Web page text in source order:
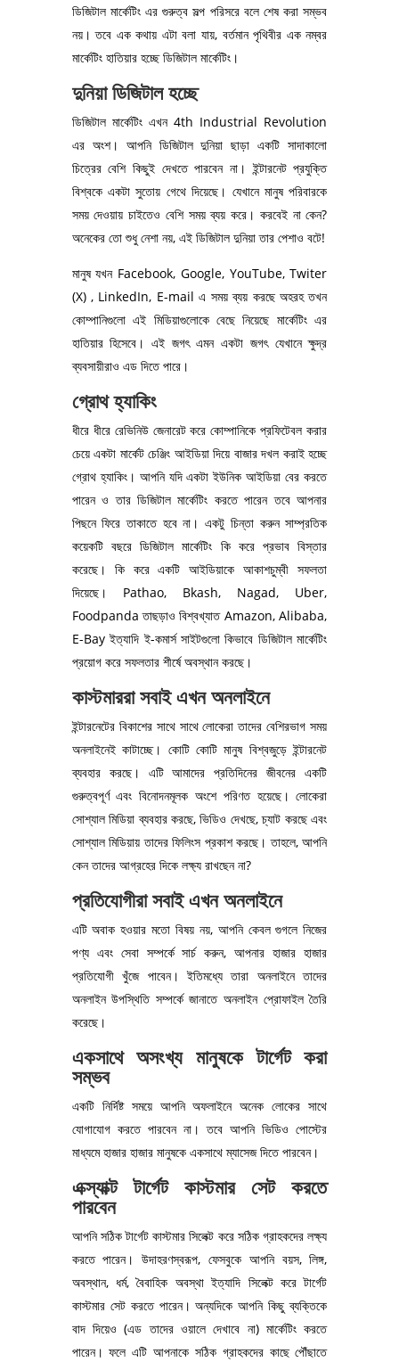
ডিজিটাল মার্কেটিং এর গুরুত্ব সল্প পরিসরে বলে শেষ করা সম্ভব
নয়। তবে এক কথায় এটা বলা যায়, বর্তমান পৃথিবীর এক নম্বর
মার্কেটিং হাতিয়ার হচ্ছে ডিজিটাল মার্কেটিং।
দুনিয়া ডিজিটাল হচ্ছে
ডিজিটাল মার্কেটিং এখন 4th Industrial Revolution
এর অংশ। আপনি ডিজিটাল দুনিয়া ছাড়া একটি সাদাকালো
চিত্রের বেশি কিছুই দেখতে পারবেন না। ইন্টারনেট প্রযুক্তি
বিশ্বকে একটা সুতোয় গেথে দিয়েছে। যেখানে মানুষ পরিবারকে
সময় দেওয়ায় চাইতেও বেশি সময় ব্যয় করে। করবেই না কেন?
অনেকের তো শুধু নেশা নয়, এই ডিজিটাল দুনিয়া তার পেশাও বটে!
মানুষ যখন Facebook, Google, YouTube, Twiter
(X) , LinkedIn, E-mail এ সময় ব্যয় করছে অহরহ তখন
কোম্পানিগুলো এই মিডিয়াগুলোকে বেছে নিয়েছে মার্কেটিং এর
হাতিয়ার হিসেবে। এই জগৎ এমন একটা জগৎ যেখানে ক্ষুদ্র
ব্যবসায়ীরাও এড দিতে পারে।
গ্রোথ হ্যাকিং
ধীরে ধীরে রেভিনিউ জেনারেট করে কোম্পানিকে প্রফিটেবল করার
চেয়ে একটা মার্কেট চেঞ্জিং আইডিয়া দিয়ে বাজার দখল করাই হচ্ছে
গ্রোথ হ্যাকিং। আপনি যদি একটা ইউনিক আইডিয়া বের করতে
পারেন ও তার ডিজিটাল মার্কেটিং করতে পারেন তবে আপনার
পিছনে ফিরে তাকাতে হবে না। একটু চিন্তা করুন সাম্প্রতিক
কয়েকটি বছরে ডিজিটাল মার্কেটিং কি করে প্রভাব বিস্তার
করেছে। কি করে একটি আইডিয়াকে আকাশচুম্বী সফলতা
দিয়েছে। Pathao, Bkash, Nagad, Uber,
Foodpanda তাছড়াও বিশ্বখ্যাত Amazon, Alibaba,
E-Bay ইত্যাদি ই-কমার্স সাইটগুলো কিভাবে ডিজিটাল মার্কেটিং
প্রয়োগ করে সফলতার শীর্ষে অবস্থান করছে।
কাস্টমাররা সবাই এখন অনলাইনে
ইন্টারনেটের বিকাশের সাথে সাথে লোকেরা তাদের বেশিরভাগ সময়
অনলাইনেই কাটাচ্ছে। কোটি কোটি মানুষ বিশ্বজুড়ে ইন্টারনেট
ব্যবহার করছে। এটি আমাদের প্রতিদিনের জীবনের একটি
গুরুত্বপূর্ণ এবং বিনোদনমূলক অংশে পরিণত হয়েছে। লোকেরা
সোশ্যাল মিডিয়া ব্যবহার করছে, ভিডিও দেখছে, চ্যাট করছে এবং
সোশ্যাল মিডিয়ায় তাদের ফিলিংস প্রকাশ করছে। তাহলে, আপনি
কেন তাদের আগ্রহের দিকে লক্ষ্য রাখছেন না?
প্রতিযোগীরা সবাই এখন অনলাইনে
এটি অবাক হওয়ার মতো বিষয় নয়, আপনি কেবল গুগলে নিজের
পণ্য এবং সেবা সম্পর্কে সার্চ করুন, আপনার হাজার হাজার
প্রতিযোগী খুঁজে পাবেন। ইতিমধ্যে তারা অনলাইনে তাদের
অনলাইন উপস্থিতি সম্পর্কে জানাতে অনলাইন প্রোফাইল তৈরি
করেছে।
একসাথে অসংখ্য মানুষকে টার্গেট করা
সম্ভব
একটি নির্দিষ্ট সময়ে আপনি অফলাইনে অনেক লোকের সাথে
যোগাযোগ করতে পারবেন না। তবে আপনি ভিডিও পোস্টের
মাধ্যমে হাজার হাজার মানুষকে একসাথে ম্যাসেজ দিতে পারবেন।
এক্স্যাক্ট টার্গেট কাস্টমার সেট করতে
পারবেন
আপনি সঠিক টার্গেট কাস্টমার সিলেক্ট করে সঠিক গ্রাহকদের লক্ষ্য
করতে পারেন। উদাহরণস্বরূপ, ফেসবুকে আপনি বয়স, লিঙ্গ,
অবস্থান, ধর্ম, বৈবাহিক অবস্থা ইত্যাদি সিলেক্ট করে টার্গেট
কাস্টমার সেট করতে পারেন। অন্যদিকে আপনি কিছু ব্যক্তিকে
বাদ দিয়েও (এড তাদের ওয়ালে দেখাবে না) মার্কেটিং করতে
পারেন। ফলে এটি আপনাকে সঠিক গ্রাহকদের কাছে পৌঁছাতে